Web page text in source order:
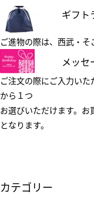
ギフト
ご進物の際は、西武・そ
メッセ
ご注文の際にご入力い
から１つ
お選びいただけます。
となります。
カテゴリー